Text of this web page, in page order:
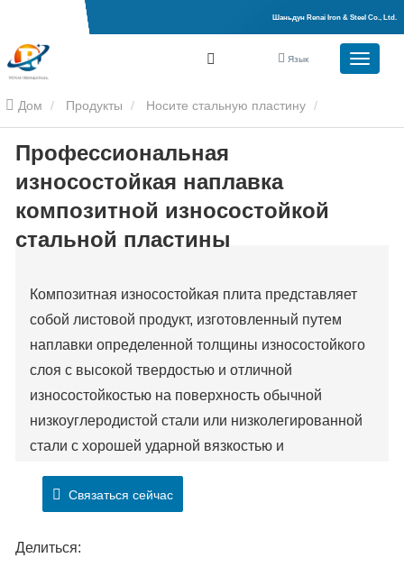
Шаньдун Renai Iron & Steel Co., Ltd.
Язык
Дом Продукты Носите стальную пластину
Композитная износостойкая пластина
износостойкая наплавка композитной износостойкой стальной
пластины
Профессиональная
износостойкая наплавка
композитной износостойкой
стальной пластины
Композитная износостойкая плита представляет
собой листовой продукт, изготовленный путем
наплавки определенной толщины износостойкого
слоя с высокой твердостью и отличной
износостойкостью на поверхность обычной
низкоуглеродистой стали или низколегированной
стали с хорошей ударной вязкостью и
приходится 1/3-1/2 общей толщины.
Связаться сейчас
Делиться: